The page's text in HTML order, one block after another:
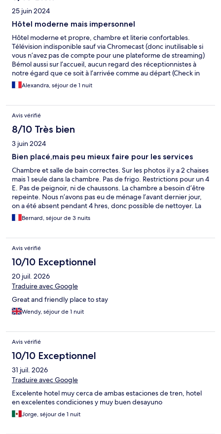
25 juin 2024
Hôtel moderne mais impersonnel
Hôtel moderne et propre, chambre et literie confortables.
Télévision indisponible sauf via Chromecast (donc inutilisable si
vous n’avez pas de compte pour une plateforme de streaming)
Bémol aussi sur l’accueil, aucun regard des réceptionnistes à
notre égard que ce soit à l’arrivée comme au départ (Check in
fait en ligne). Très impersonnel, bien pour un court séjour.
Alexandra, séjour de 1 nuit
Avis vérifié
8/10 Très bien
3 juin 2024
Bien placé,mais peu mieux faire pour les services
Chambre et salle de bain correctes. Sur les photos il y a 2 chaises
mais 1 seule dans la chambre. Pas de frigo. Restrictions pour un 4
E. Pas de peignoir, ni de chaussons. La chambre a besoin d’être
repeinte. Nous n’avons pas eu de ménage l’avant dernier jour,
on a été absent pendant 4 hres, donc possible de nettoyer. La
personne est passée quand on était là, donc juste changement
de serviettes. Pas terrible le service !. Et personnel
Bernard, séjour de 3 nuits
Avis vérifié
10/10 Exceptionnel
20 juil. 2026
Traduire avec Google
Great and friendly place to stay
Wendy, séjour de 1 nuit
Avis vérifié
10/10 Exceptionnel
31 juil. 2026
Traduire avec Google
Excelente hotel muy cerca de ambas estaciones de tren, hotel
en excelentes condiciones y muy buen desayuno
Jorge, séjour de 1 nuit